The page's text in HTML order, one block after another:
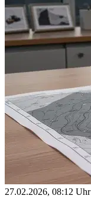
27.02.2026, 08:12 Uhr